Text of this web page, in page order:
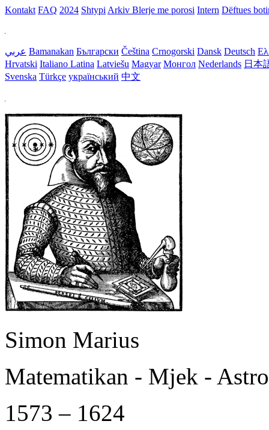
Kontakt FAQ 2024 Shtypi Arkiv Blerje me porosi Intern Dëftues
عربي Bamanakan Български Čeština Crnogorski Dansk Deutsch
Hrvatski Italiano Latina Latviešu Magyar Монгол Nederlands 日本
Svenska Türkçe український 中文
Simon Marius
Matematikan - Mjek -
1573 – 1624